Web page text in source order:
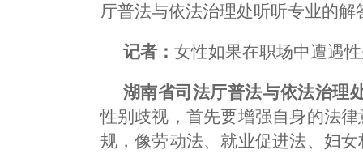
厅普法与依法治理处听听专业的解
记者： 女性如果在职场中遭遇
湖南省司法厅普法与依法治理
性别歧视，首先要增强自身的法
规，像劳动法、就业促进法、妇